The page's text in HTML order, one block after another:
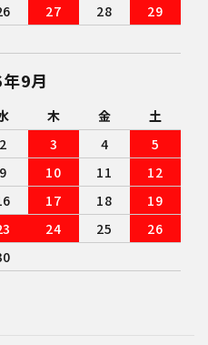
27 28
29
9月
木 金
土
2 3 4
5
9 10 11
12
17 18
19
24 25
26